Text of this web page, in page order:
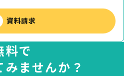
資料請求
料で
みませんか？